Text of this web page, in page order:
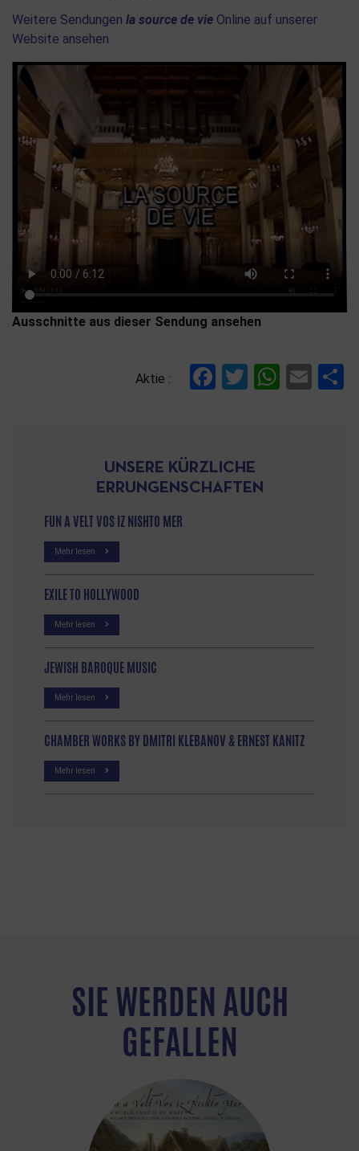
Weitere Sendungen la source de vie Online auf unserer
Website ansehen
Ausschnitte aus dieser Sendung ansehen
Aktie : Facebook
Twitter
UNSERE KÜRZLICHE
ERRUNGENSCHAFTEN
FUN A VELT VOS IZ NISHTO MER
Mehr lesen
EXILE TO HOLLYWOOD
Mehr lesen
JEWISH BAROQUE MUSIC
Mehr lesen
CHAMBER WORKS BY DMITRI KLEBANOV & ERNEST KANITZ
Mehr lesen
SIE WERDEN AUCH
GEFALLEN